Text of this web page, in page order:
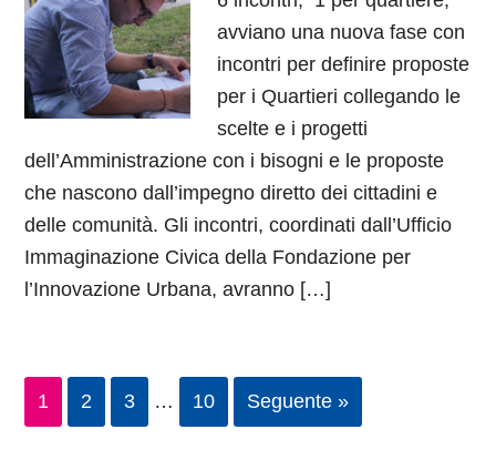
avviano una nuova fase con
incontri per definire proposte
per i Quartieri collegando le
scelte e i progetti
dell’Amministrazione con i bisogni e le proposte
che nascono dall’impegno diretto dei cittadini e
delle comunità. Gli incontri, coordinati dall’Ufficio
Immaginazione Civica della Fondazione per
l’Innovazione Urbana, avranno […]
1 2 3 … 10 Seguente »